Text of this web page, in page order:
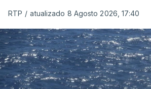
RTP / atualizado 8 Agosto 2026, 17:40